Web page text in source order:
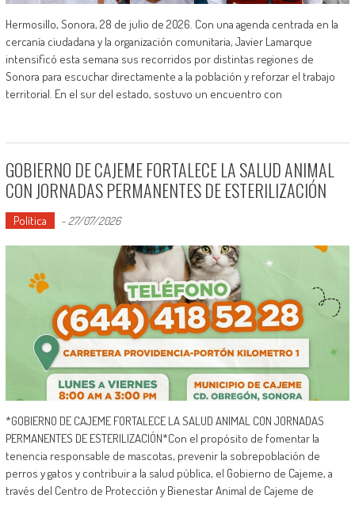
Hermosillo, Sonora, 28 de julio de 2026. Con una agenda centrada en la
cercanía ciudadana y la organización comunitaria, Javier Lamarque
intensificó esta semana sus recorridos por distintas regiones de
Sonora para escuchar directamente a la población y reforzar el trabajo
territorial. En el sur del estado, sostuvo un encuentro con
GOBIERNO DE CAJEME FORTALECE LA SALUD ANIMAL
CON JORNADAS PERMANENTES DE ESTERILIZACIÓN
Política -27/07/2026
*GOBIERNO DE CAJEME FORTALECE LA SALUD ANIMAL CON JORNADAS
PERMANENTES DE ESTERILIZACIÓN*Con el propósito de fomentar la
tenencia responsable de mascotas, prevenir la sobrepoblación de
perros y gatos y contribuir a la salud pública, el Gobierno de Cajeme, a
través del Centro de Protección y Bienestar Animal de Cajeme de